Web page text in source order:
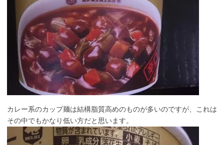
カレー系のカップ麺は結構脂質高めのものが多いのですが、これは
その中でもかなり低い方だと思います。